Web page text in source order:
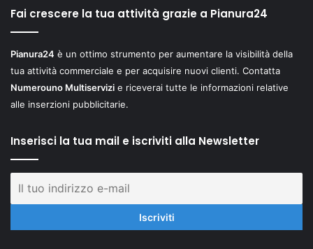
Fai crescere la tua attività grazie a Pianura24
Pianura24 è un ottimo strumento per aumentare la visibilità della
tua attività commerciale e per acquisire nuovi clienti. Contatta
Numerouno Multiservizi e riceverai tutte le informazioni relative
alle inserzioni pubblicitarie.
Inserisci la tua mail e iscriviti alla Newsletter